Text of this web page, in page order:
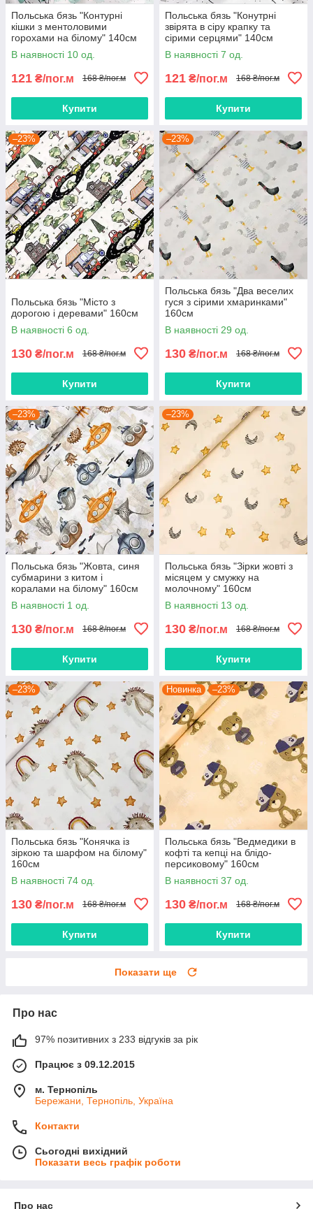
Польська бязь "Контурні
кішки з ментоловими
горохами на білому" 140см
В наявності 10 од.
121 ₴/пог.м 168 ₴/пог.м
Купити
Польська бязь "Конутрні
звірята в сіру крапку та
сірими серцями" 140см
В наявності 7 од.
121 ₴/пог.м 168 ₴/пог.м
Купити
–23%
Польська бязь "Місто з
дорогою і деревами" 160см
В наявності 6 од.
130 ₴/пог.м 168 ₴/пог.м
Купити
–23%
Польська бязь "Два веселих
гуся з сірими хмаринками"
160см
В наявності 29 од.
130 ₴/пог.м 168 ₴/пог.м
Купити
–23%
Польська бязь "Жовта, синя
субмарини з китом і
коралами на білому" 160см
В наявності 1 од.
130 ₴/пог.м 168 ₴/пог.м
Купити
–23%
Польська бязь "Зірки жовті з
місяцем у смужку на
молочному" 160см
В наявності 13 од.
130 ₴/пог.м 168 ₴/пог.м
Купити
–23%
Польська бязь "Конячка із
зіркою та шарфом на білому"
160см
В наявності 74 од.
130 ₴/пог.м 168 ₴/пог.м
Купити
Новинка –23%
Польська бязь "Ведмедики в
кофті та кепці на блідо-
персиковому" 160см
В наявності 37 од.
130 ₴/пог.м 168 ₴/пог.м
Купити
Показати ще
Про нас
97% позитивних з 233 відгуків за рік
Працює з 09.12.2015
м. Тернопіль
Бережани, Тернопіль, Україна
Контакти
Сьогодні вихідний
Показати весь графік роботи
Про нас